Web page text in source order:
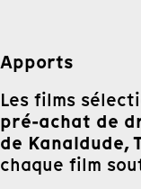
Apports
Les films
pré-achat de
de Kanaldude,
chaque film